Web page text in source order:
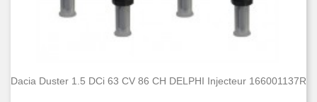
Dacia Duster 1.5 DCi 63 CV 86 CH DELPHI Injecteur 166001137R